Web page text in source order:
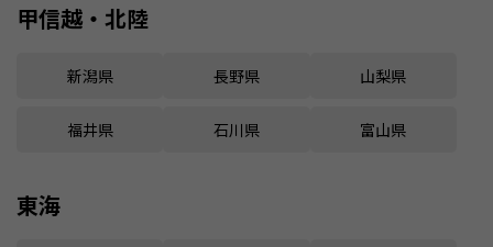
甲信越・北陸
新潟県 長野県 山梨県
福井県 石川県 富山県
東海